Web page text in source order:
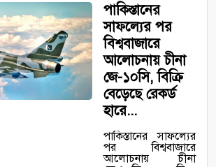
পাকিস্তানের
সাফল্যের পর
বিশ্ববাজারে
আলোচনায় চীনা
জে-১০সি, বিক্রি
বেড়েছে রেকর্ড
হারে...
পাকিস্তানের সাফল্যের
পর বিশ্ববাজারে
আলোচনায় চীনা